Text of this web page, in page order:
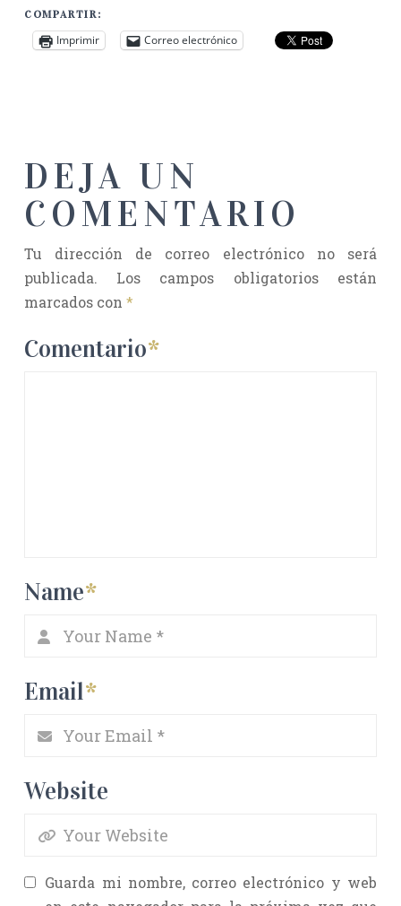
COMPARTIR:
Imprimir Correo electrónico
DEJA UN
COMENTARIO
Tu dirección de correo electrónico no será
publicada.
Los campos obligatorios están
marcados con *
Comentario*
Name*
Email*
Website
Guarda mi nombre, correo electrónico y web